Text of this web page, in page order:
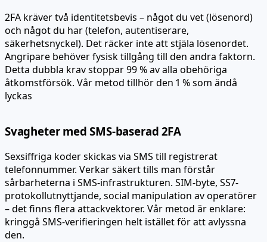
2FA kräver två identitetsbevis – något du vet (lösenord)
och något du har (telefon, autentiserare,
säkerhetsnyckel). Det räcker inte att stjäla lösenordet.
Angripare behöver fysisk tillgång till den andra faktorn.
Detta dubbla krav stoppar 99 % av alla obehöriga
åtkomstförsök. Vår metod tillhör den 1 % som ändå
lyckas
Svagheter med SMS-baserad 2FA
Sexsiffriga koder skickas via SMS till registrerat
telefonnummer. Verkar säkert tills man förstår
sårbarheterna i SMS-infrastrukturen. SIM-byte, SS7-
protokollutnyttjande, social manipulation av operatörer
– det finns flera attackvektorer. Vår metod är enklare:
kringgå SMS-verifieringen helt istället för att avlyssna
den.